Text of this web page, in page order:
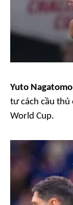
Yuto Nagatomo
tư cách cầu thủ
World Cup.